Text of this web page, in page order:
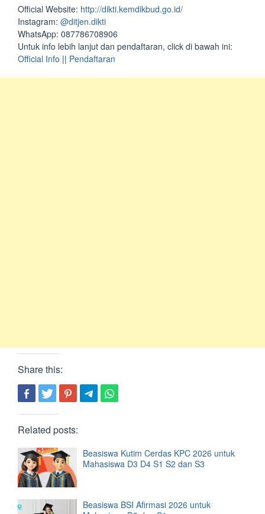
Official Website: http://dikti.kemdikbud.go.id/
Instagram: @ditjen.dikti
WhatsApp: 087786708906
Untuk info lebih lanjut dan pendaftaran, click di bawah ini:
Official Info || Pendaftaran
Share this:
Related posts:
Beasiswa Kutim Cerdas KPC 2026 untuk
Mahasiswa D3 D4 S1 S2 dan S3
Beasiswa BSI Afirmasi 2026 untuk